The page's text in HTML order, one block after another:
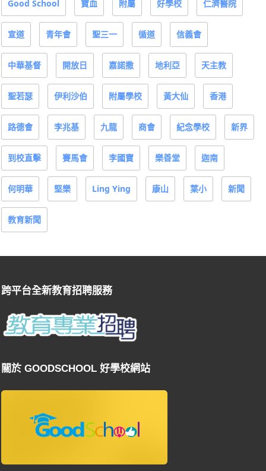
Good School 寶血 附屬 好學校 仁濟醫院
宣道 青年會 聖三一 循道 信義會
中華基督 開放日 嘉諾撒 地利亞 天主教
聖若瑟 伊利沙伯 附屬學校 黃大仙 香港
路德會 李兆基 九龍 商會 紀念學校 新界
到校直擊 賽馬會 李國寶 樂善堂 迦南
何明華 堅樂 Ling Ying 康山 葉小 新聞
教育新聞
跨平台全新教育招聘服務
關於 GOODSCHOOL 好學校網站